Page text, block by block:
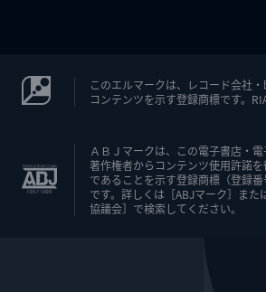
このエルマークは、レコード会社
コンテンツを示す登録商標です。
ＡＢＪマークは、この電子書店・電
著作権者からコンテンツ使用許諾
であることを示す登録商標（登録番
です。詳しくは［ABJマーク］また
協議会］で検索してください。